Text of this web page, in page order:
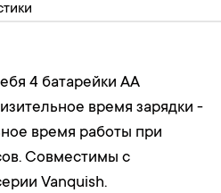
4 батарейки AA
время зарядки -
время работы при
Совместимы с
Vanquish.